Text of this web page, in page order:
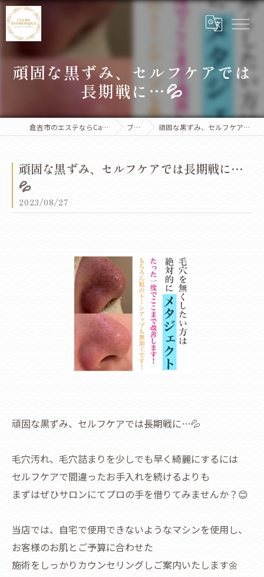
頑固な黒ずみ、セルフケアでは
長期戦に…💦
倉吉市のエステならCalme Esthetique ブログ 頑固な黒ずみ、セルフケアでは長期戦に…💦
頑固な黒ずみ、セルフケアでは長期戦に…
💦
2023/08/27
頑固な黒ずみ、セルフケアでは長期戦に…💦
毛穴汚れ、毛穴詰まりを少しでも早く綺麗にするには
セルフケアで間違ったお手入れを続けるよりも
まずはぜひサロンにてプロの手を借りてみませんか？😊
当店では、自宅で使用できないようなマシンを使用し、
お客様のお肌とご予算に合わせた
施術をしっかりカウンセリングしご案内いたします🌼